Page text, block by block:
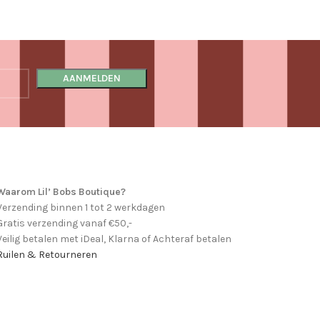
Lil’ Bobs Boutique?
binnen 1 tot 2 werkdagen
verzending vanaf €50,-
betalen met iDeal, Klarna of Achteraf betalen
& Retourneren